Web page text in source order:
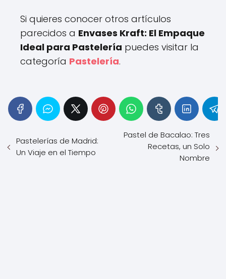
Si quieres conocer otros artículos
parecidos a Envases Kraft: El Empaque
Ideal para Pastelería puedes visitar la
categoría Pastelería.
Pastelerías de Madrid:
Un Viaje en el Tiempo
Pastel de Bacalao: Tres
Recetas, un Solo
Nombre